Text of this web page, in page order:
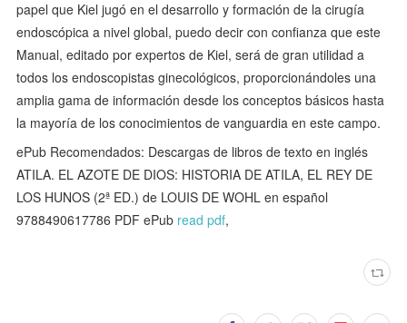
papel que Kiel jugó en el desarrollo y formación de la cirugía
endoscópica a nivel global, puedo decir con confianza que este
Manual, editado por expertos de Kiel, será de gran utilidad a
todos los endoscopistas ginecológicos, proporcionándoles una
amplia gama de información desde los conceptos básicos hasta
la mayoría de los conocimientos de vanguardia en este campo.
ePub Recomendados: Descargas de libros de texto en inglés
ATILA. EL AZOTE DE DIOS: HISTORIA DE ATILA, EL REY DE
LOS HUNOS (2ª ED.) de LOUIS DE WOHL en español
9788490617786 PDF ePub read pdf,